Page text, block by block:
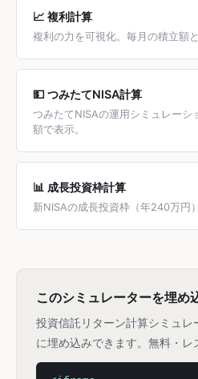
📈 複利計算
複利の力を可視化。毎月の積立額
💵 つみたてNISA計算
つみたてNISAの運用シミュレーシ
額で表示。
📊 成長投資枠計算
新NISAの成長投資枠（年240万円
このシミュレーターを埋め
投資信託リターン計算シミュレ
に埋め込みできます。無料・レ